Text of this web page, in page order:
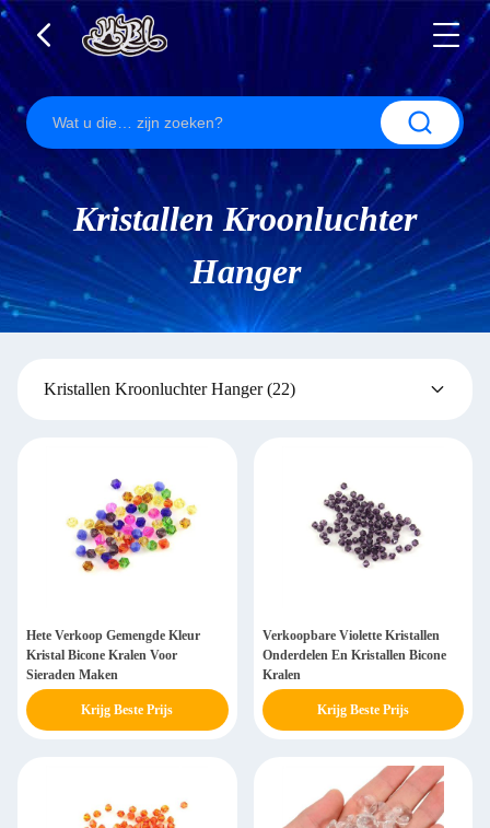
Kristallen Kroonluchter
Hanger
Kristallen Kroonluchter Hanger(22)
Hete Verkoop Gemengde Kleur
Kristal Bicone Kralen Voor
Sieraden Maken
Krijg Beste Prijs
Verkoopbare Violette Kristallen
Onderdelen En Kristallen Bicone
Kralen
Krijg Beste Prijs